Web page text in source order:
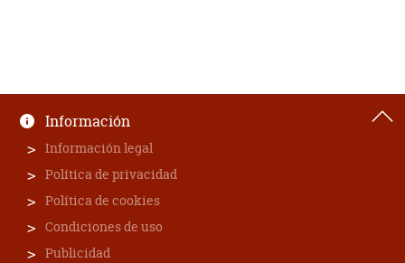
Información
Información legal
Política de privacidad
Política de cookies
Condiciones de uso
Publicidad